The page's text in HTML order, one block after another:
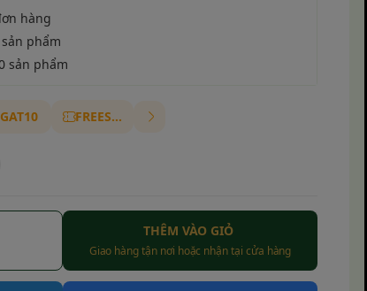
hàng
phẩm
sản phẩm
FREESHIP
THÊM VÀO GIỎ
Giao hàng tận nơi hoặc nhận tại cửa hàng